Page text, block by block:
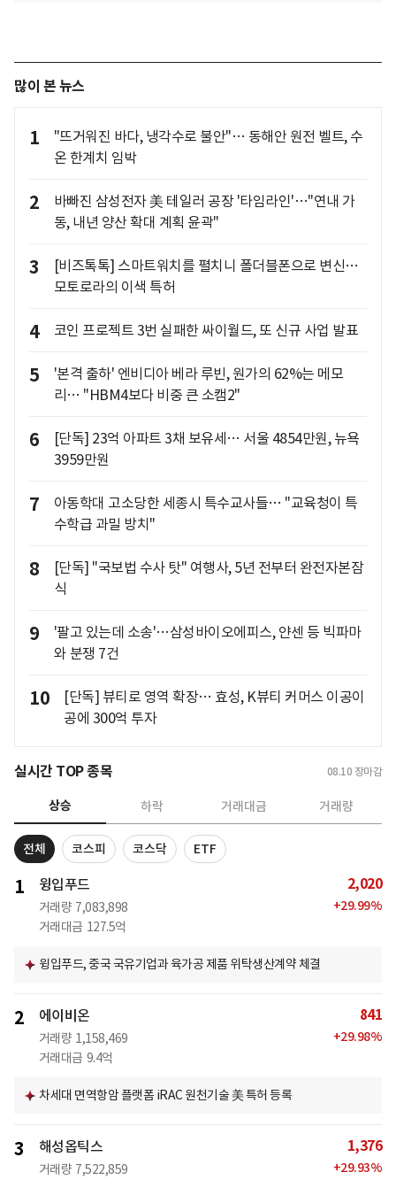
많이 본 뉴스
1
"뜨거워진 바다, 냉각수로 불안"… 동해안 원전 벨트, 수
온 한계치 임박
2
바빠진 삼성전자 美 테일러 공장 '타임라인'…"연내 가
동, 내년 양산 확대 계획 윤곽"
3
[비즈톡톡] 스마트워치를 펼치니 폴더블폰으로 변신…
모토로라의 이색 특허
4 코인 프로젝트 3번 실패한 싸이월드, 또 신규 사업 발표
5
'본격 출하' 엔비디아 베라 루빈, 원가의 62%는 메모
리… "HBM4보다 비중 큰 소캠2"
6
[단독] 23억 아파트 3채 보유세… 서울 4854만원, 뉴욕
3959만원
7
아동학대 고소당한 세종시 특수교사들… "교육청이 특
수학급 과밀 방치"
8
[단독] "국보법 수사 탓" 여행사, 5년 전부터 완전자본잠
식
9
'팔고 있는데 소송'…삼성바이오에피스, 얀센 등 빅파마
와 분쟁 7건
10
[단독] 뷰티로 영역 확장… 효성, K뷰티 커머스 이공이
공에 300억 투자
실시간 TOP 종목 08.10 장마감
상승 하락 거래대금 거래량
전체 코스피 코스닥 ETF
1 윙입푸드
거래량 7,083,898
거래대금 127.5억
2,020
+29.99%
윙입푸드, 중국 국유기업과 육가공 제품 위탁생산계약 체결
2 에이비온
거래량 1,158,469
거래대금 9.4억
841
+29.98%
차세대 면역항암 플랫폼 iRAC 원천기술 美 특허 등록
3 해성옵틱스
거래량 7,522,859
1,376
+29.93%